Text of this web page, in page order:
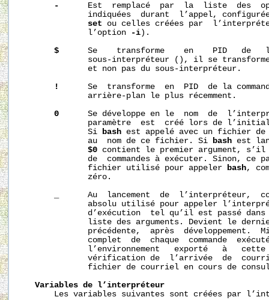
-
Est  remplacé  par  la  liste  des
indiquées  durant  l’appel,
set ou celles créées par
              l’option
-i).
$
Se    transforme    en    PID   de
sous-interpréteur (), il se
              et non pas du sous-interpréteur.
!
Se  transforme  en  PID  de la
              arrière-plan le plus récemment.
0
Se développe en le  nom  de
paramètre  est  créé lors de
              Si
bash est appelé avec un fichier de
              au  nom de ce fichier. Si
bash est
$0 contient le premier argument,
de  commandes à exécuter. Sinon, ce
              fichier utilisé pour appeler
bash,
              zéro.
Au  lancement  de  l’interpréteur,
absolu utilisé pour appeler
d’exécution  tel qu’il est passé
liste des arguments. Devient le
précédente,  après  développement.
complet  de  chaque  commande
l’environnement   exporté   à
vérification de  l’arrivée  de
fichier de courriel en cours de
Variables de l’interpréteur
Les variables suivantes sont créées par